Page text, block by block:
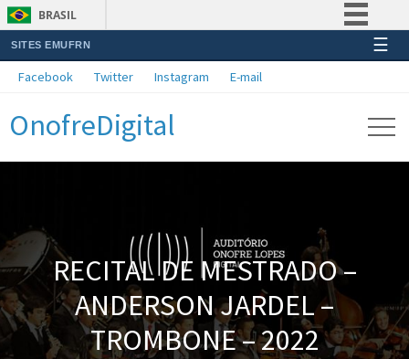
BRASIL
Simplifique!
Acesso à informação
SITES EMUFRN ☰
Facebook Twitter Instagram E-mail
OnofreDigital
RECITAL DE MESTRADO –
ANDERSON JARDEL –
TROMBONE – 2022